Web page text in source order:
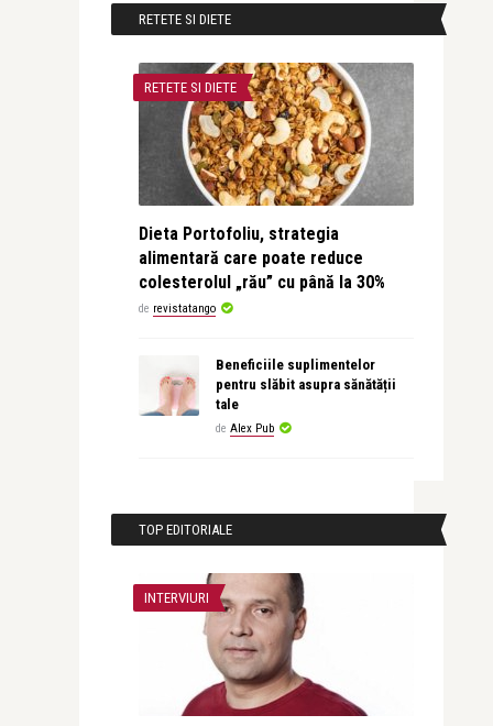
RETETE SI DIETE
RETETE SI DIETE
Dieta Portofoliu, strategia
alimentară care poate reduce
colesterolul „rău” cu până la 30%
de revistatango
Beneficiile suplimentelor
pentru slăbit asupra sănătății
tale
de Alex Pub
TOP EDITORIALE
INTERVIURI